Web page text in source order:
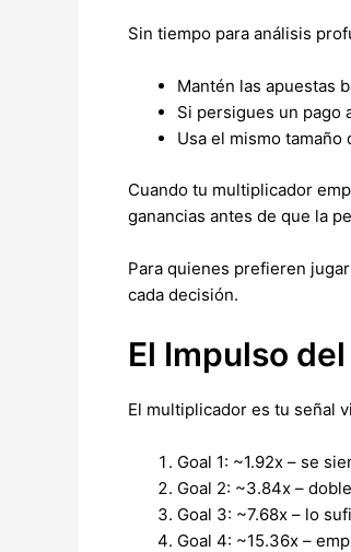
Sin tiempo para análisis
Mantén las apuestas
Si persigues un pago
Usa el mismo
Cuando tu multiplicador
ganancias antes de que la
Para quienes prefieren
cada decisión.
El Impulso
El multiplicador es tu señal
Goal 1: ~1.92x – se
Goal 2: ~3.84x –
Goal 3: ~7.68x – lo
Goal 4: ~15.36x –